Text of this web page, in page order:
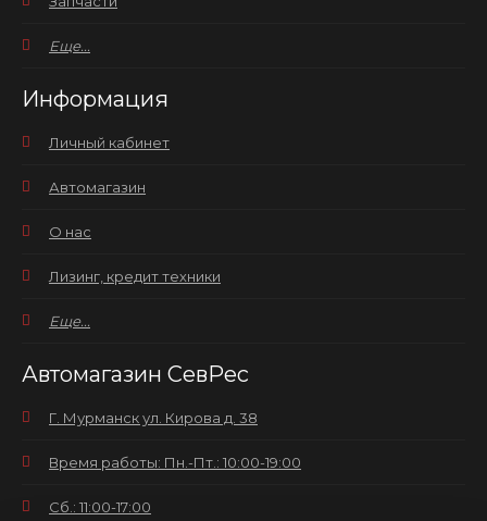
Еще...
Информация
Личный кабинет
Автомагазин
О нас
Лизинг, кредит техники
Еще...
Автомагазин СевРес
Г. Мурманск ул. Кирова д. 38
Время работы: Пн.-Пт.: 10:00-19:00
Сб.: 11:00-17:00